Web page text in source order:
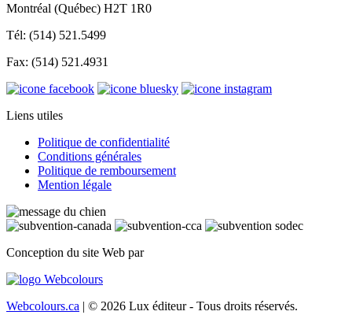
Montréal (Québec) H2T 1R0
Tél: (514) 521.5499
Fax: (514) 521.4931
Liens utiles
Politique de confidentialité
Conditions générales
Politique de remboursement
Mention légale
Conception du site Web par
Webcolours.ca | © 2026 Lux éditeur - Tous droits réservés.